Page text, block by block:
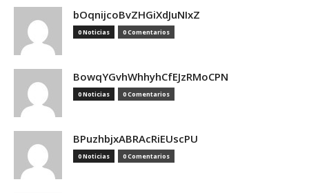
bOqnijcoBvZHGiXdJuNIxZ
0 Noticias 0 Comentarios
BowqYGvhWhhyhCfEJzRMoCPN
0 Noticias 0 Comentarios
BPuzhbjxABRAcRiEUscPU
0 Noticias 0 Comentarios